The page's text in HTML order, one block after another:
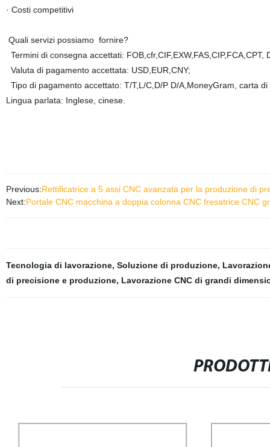
· Costi competitivi
Quali servizi possiamo fornire?
Termini di consegna accettati:
Valuta di pagamento accettata: USD,EUR,CNY;
Tipo di pagamento accettato: T/T,L/C,D/P D/A,MoneyGram, carta
Lingua parlata: Inglese, cinese.
Previous:Rettificatrice a 5 assi CNC avanzata per la produzione di
Next:Portale CNC macchina a doppia colonna CNC fresatrice CNC
Tecnologia di lavorazione, Soluzione di produzione,
di precisione e produzione, Lavorazione CNC di grandi